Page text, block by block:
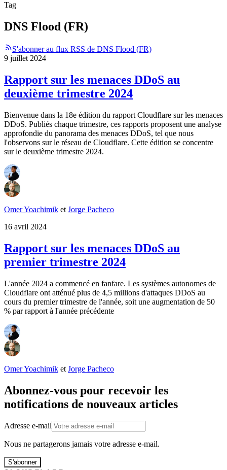
Tag
DNS Flood (FR)
S'abonner au flux RSS de DNS Flood (FR)
9 juillet 2024
Rapport sur les menaces DDoS au
deuxième trimestre 2024
Bienvenue dans la 18e édition du rapport Cloudflare sur les menaces
DDoS. Publiés chaque trimestre, ces rapports proposent une analyse
approfondie du panorama des menaces DDoS, tel que nous
l'observons sur le réseau de Cloudflare. Cette édition se concentre
sur le deuxième trimestre 2024.
Omer Yoachimik et Jorge Pacheco
16 avril 2024
Rapport sur les menaces DDoS au
premier trimestre 2024
L'année 2024 a commencé en fanfare. Les systèmes autonomes de
Cloudflare ont atténué plus de 4,5 millions d'attaques DDoS au
cours du premier trimestre de l'année, soit une augmentation de 50
% par rapport à l'année précédente
Omer Yoachimik et Jorge Pacheco
Abonnez-vous pour recevoir les
notifications de nouveaux articles
Adresse e-mail
Nous ne partagerons jamais votre adresse e-mail.
S'abonner